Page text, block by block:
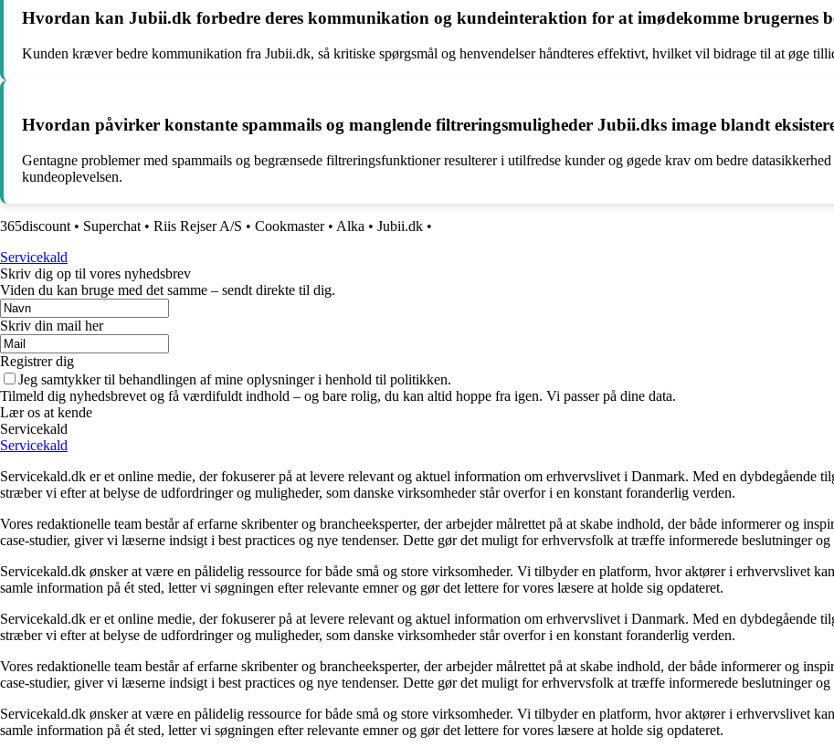
Hvordan kan Jubii.dk forbedre deres kommunikation og kundeinteraktion for at imødekomme brugernes
Kunden kræver bedre kommunikation fra Jubii.dk, så kritiske spørgsmål og henvendelser håndteres effektivt, hvilket vil bidrage til at øge
Hvordan påvirker konstante spammails og manglende filtreringsmuligheder Jubii.dks image blandt
Gentagne problemer med spammails og begrænsede filtreringsfunktioner resulterer i utilfredse kunder og øgede krav om bedre
kundeoplevelsen.
365discount • Superchat • Riis Rejser A/S • Cookmaster• Alka • Jubii.dk •
Servicekald
Skriv dig op til vores nyhedsbrev
Viden du kan bruge med det samme – sendt direkte til dig.
Skriv din mail her
Registrer dig
Jeg samtykker til behandlingen af mine oplysninger i henhold til politikken.
Tilmeld dig nyhedsbrevet og få værdifuldt indhold – og bare rolig, du kan altid hoppe fra igen. Vi passer på dine data.
Lær os at kende
Servicekald
Servicekald
Servicekald.dk er et online medie, der fokuserer på at levere relevant og aktuel information om erhvervslivet i Danmark. Med en dybdegående
stræber vi efter at belyse de udfordringer og muligheder, som danske virksomheder står overfor i en konstant foranderlig verden.
Vores redaktionelle team består af erfarne skribenter og brancheeksperter, der arbejder målrettet på at skabe indhold, der både informerer og
case-studier, giver vi læserne indsigt i best practices og nye tendenser. Dette gør det muligt for erhvervsfolk at træffe informerede beslutninger
Servicekald.dk ønsker at være en pålidelig ressource for både små og store virksomheder. Vi tilbyder en platform, hvor aktører i erhvervslivet
samle information på ét sted, letter vi søgningen efter relevante emner og gør det lettere for vores læsere at holde sig opdateret.
Servicekald.dk er et online medie, der fokuserer på at levere relevant og aktuel information om erhvervslivet i Danmark. Med en dybdegående
stræber vi efter at belyse de udfordringer og muligheder, som danske virksomheder står overfor i en konstant foranderlig verden.
Vores redaktionelle team består af erfarne skribenter og brancheeksperter, der arbejder målrettet på at skabe indhold, der både informerer og
case-studier, giver vi læserne indsigt i best practices og nye tendenser. Dette gør det muligt for erhvervsfolk at træffe informerede beslutninger
Servicekald.dk ønsker at være en pålidelig ressource for både små og store virksomheder. Vi tilbyder en platform, hvor aktører i erhvervslivet
samle information på ét sted, letter vi søgningen efter relevante emner og gør det lettere for vores læsere at holde sig opdateret.